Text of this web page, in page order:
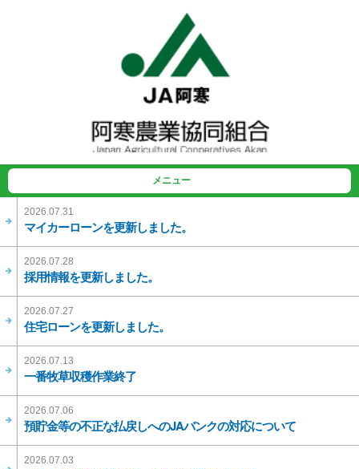
メニュー
2026.07.31
マイカーローンを更新しました。
2026.07.28
採用情報を更新しました。
2026.07.27
住宅ローンを更新しました。
2026.07.13
一番牧草収穫作業終了
2026.07.06
預貯金等の不正な払戻しへのJAバンクの対応について
2026.07.03